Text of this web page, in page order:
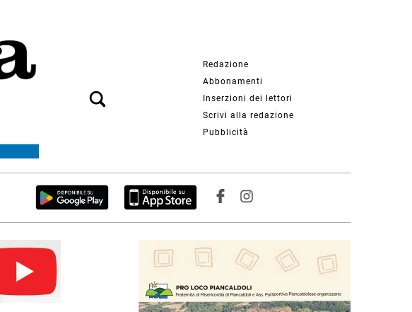
Redazione
Abbonamenti
Inserzioni dei lettori
Scrivi alla redazione
Pubblicità